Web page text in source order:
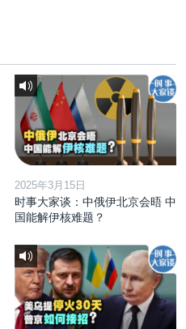
2025年3月15日
时事大家谈：中俄伊北京会晤 中
国能解伊核难题？